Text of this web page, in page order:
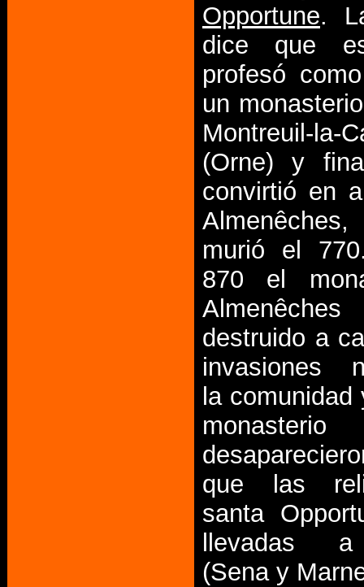
Opportune.
dice que
profesó
un
Montreuil-la-
(Orne) y
convirtió en
murió el
870 el
destruido a
invasiones
la
monasterio
que las
santa
llevadas
(Sena y